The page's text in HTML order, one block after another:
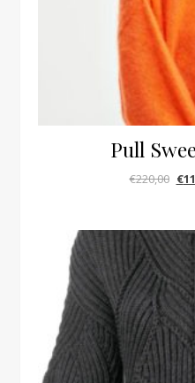
Pull
€220,00 Il
€